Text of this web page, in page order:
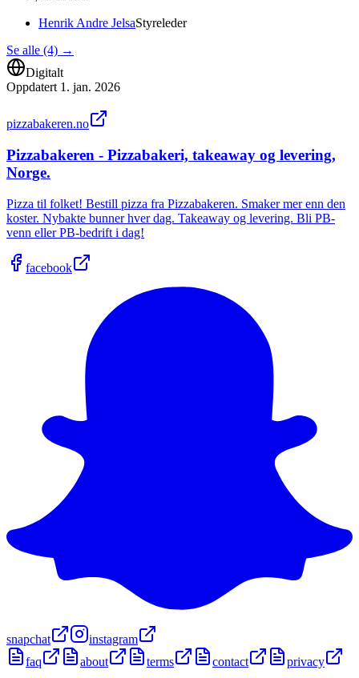
Henrik Andre JelsaStyreleder
Se alle (4) →
Digitalt
Oppdatert 1. jan. 2026
pizzabakeren.no
Pizzabakeren - Pizzabakeri, takeaway og levering,
Norge.
Pizza til folket! Bestill pizza fra Pizzabakeren. Smaker mer enn den
koster. Nybakte bunner hver dag. Takeaway og levering. Bli PB-
venn eller PB-bedrift i dag!
facebook
snapchat
instagram
faq
about terms contact privacy